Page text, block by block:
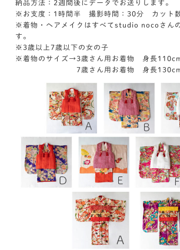
納品方法：2週間後にデータでお送りします。
※お支度：1時間半 撮影時間：30分 カット
※着物・ヘアメイクはすべてstudio nocoさん
す。
※3歳以上7歳以下の女の子
※着物のサイズ→3歳さん用お着物 身長
7歳さん用お着物 身長130cm